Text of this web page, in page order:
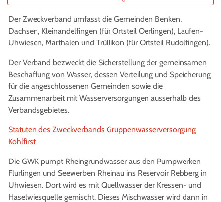
Der Zweckverband umfasst die Gemeinden Benken,
Dachsen, Kleinandelfingen (für Ortsteil Oerlingen), Laufen-
Uhwiesen, Marthalen und Trüllikon (für Ortsteil Rudolfingen).
Der Verband bezweckt die Sicherstellung der gemeinsamen
Beschaffung von Wasser, dessen Verteilung und Speicherung
für die angeschlossenen Gemeinden sowie die
Zusammenarbeit mit Wasserversorgungen ausserhalb des
Verbandsgebietes.
Statuten des Zweckverbands Gruppenwasserversorgung
Kohlfirst
Die GWK pumpt Rheingrundwasser aus den Pumpwerken
Flurlingen und Seewerben Rheinau ins Reservoir Rebberg in
Uhwiesen. Dort wird es mit Quellwasser der Kressen- und
Haselwiesquelle gemischt. Dieses Mischwasser wird dann in